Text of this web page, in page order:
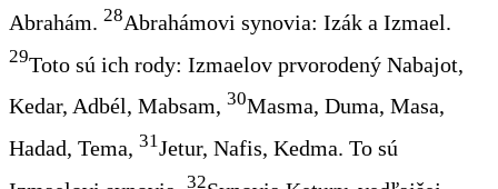
Abrahám. 28Abrahámovi synovia: Izák a Izmael.
29Toto sú ich rody: Izmaelov prvorodený Nabajot,
Kedar, Adbél, Mabsam, 30Masma, Duma, Masa,
Hadad, Tema, 31Jetur, Nafis, Kedma. To sú
32